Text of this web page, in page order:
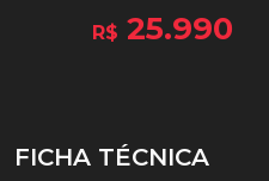
R$ 25.990
FICHA TÉCNICA